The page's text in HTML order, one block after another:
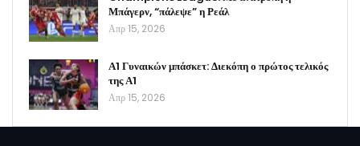
Μπάγερν, “πάλεψε” η Ρεάλ
Απρ 15, 2026
Α1 Γυναικών μπάσκετ: Διεκόπη ο πρώτος τελικός
της Α1
Απρ 15, 2026